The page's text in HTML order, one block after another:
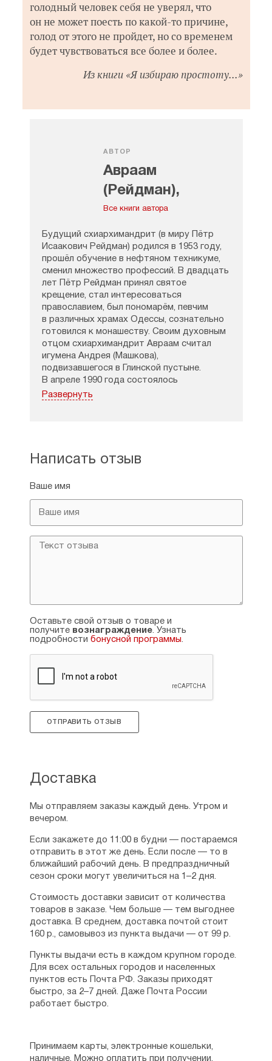
голодный человек себя не уверял, что
он не может поесть по какой-то причине,
голод от этого не пройдет, но со временем
будет чувствоваться все более и более.
Из книги «Я избираю простоту...»
АВТОР
Авраам
(Рейдман),
схиархимандрит
Все книги автора
Будущий схиархимандрит (в миру Пётр
Исаакович Рейдман) родился в 1953 году,
прошёл обучение в нефтяном техникуме,
сменил множество профессий. В двадцать
лет Пётр Рейдман принял святое
крещение, стал интересоваться
православием, был пономарём, певчим
в различных храмах Одессы, сознательно
готовился к монашеству. Своим духовным
отцом схиархимандрит Авраам считал
игумена Андрея (Машкова),
подвизавшегося в Глинской пустыне.
В апреле 1990 года состоялось
рукоположение Петра Рейдмана
Тобольска.
В начале 90-х гг. иеромонах Авраам был
переведён в Екатеринбургскую епархию,
здесь он активно занялся возрождением
в Екатеринбурге, отец Авраам был
возведён в сан игумена, в 2005 году был
Тихвинский монастырь), схиархимандрит
Авраам Рейдман основал мужской
монастырь во имя Всемилостивого Спаса,
который находится недалеко
от знаменитого Верхотурья в Свято-
Косьминской пустыни. Схиархимандрит
Пребывая долгое время в монашеском
постриге, отец Авраам накопил богатый
Александро-Невского Ново-Тихвинского
годовой праздничный круг», в этой книге
собраны размышления схиархимандрита
Авраама, относящиеся к посланиям
Апостолов, в основу положено толкование
богослова Трембеласа.
Великий Пост— особое время для
монашествующих и мирян, пройти его
достойно и с пользой не такая простая
задача. Оказать помощь в этом может
книга схиархимандрита Авраама Рейдмана
размышления», в которой он помогает
проделать этот нелёгкий путь с Божьей
помощью, изучая Евангелие, Покаянный
Канон Андрея Критского, молясь в храме
и дома.
Развернуть
Написать отзыв
Ваше имя
Оставьте свой отзыв о товаре и
получите вознаграждение. Узнать
подробности бонусной программы.
ОТПРАВИТЬ ОТЗЫВ
Доставка
Мы отправляем заказы каждый день. Утром и
вечером.
Если закажете до 11:00 в будни — постараемся
отправить в этот же день. Если после — то в
ближайший рабочий день. В предпраздничный
сезон сроки могут увеличиться на 1–2 дня.
Стоимость доставки зависит от количества
товаров в заказе. Чем больше — тем выгоднее
доставка. В среднем, доставка почтой стоит
160 р., самовывоз из пункта выдачи — от 99 р.
Пункты выдачи есть в каждом крупном городе.
Для всех остальных городов и населенных
пунктов есть Почта РФ. Заказы приходят
быстро, за 2–7 дней. Даже Почта России
работает быстро.
Принимаем карты, электронные кошельки,
наличные. Можно оплатить при получении.